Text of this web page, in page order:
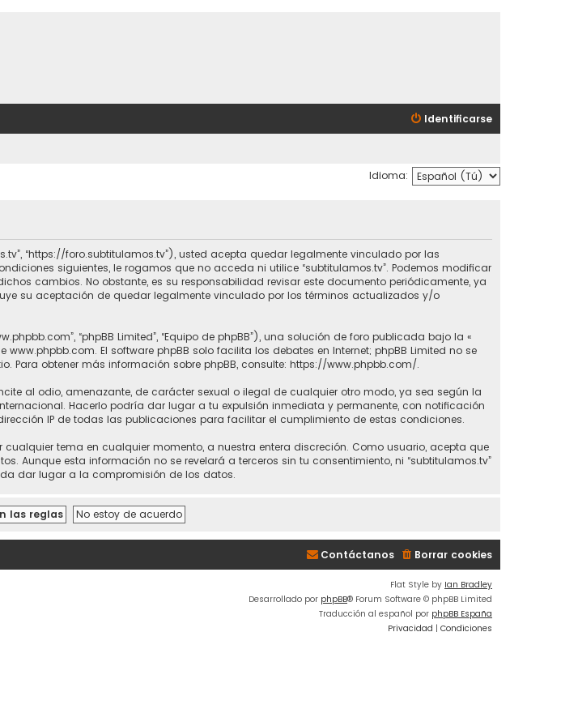
Identificarse
Idioma:
“https://foro.subtitulamos.tv”), usted acepta quedar legalmente vinculado por las
siguientes, le rogamos que no acceda ni utilice “subtitulamos.tv”. Podemos modificar
cambios. No obstante, es su responsabilidad revisar este documento periódicamente, ya
su aceptación de quedar legalmente vinculado por los términos actualizados y/o
“phpBB Limited”, “Equipo de phpBB”), una solución de foro publicada bajo la «
www.phpbb.com. El software phpBB solo facilita los debates en Internet; phpBB Limited no se
Para obtener más información sobre phpBB, consulte: https://www.phpbb.com/.
al odio, amenazante, de carácter sexual o ilegal de cualquier otro modo, ya sea según la
Hacerlo podría dar lugar a tu expulsión inmediata y permanente, con notificación
IP de todas las publicaciones para facilitar el cumplimiento de estas condiciones.
cualquier tema en cualquier momento, a nuestra entera discreción. Como usuario, acepta que
esta información no se revelará a terceros sin tu consentimiento, ni “subtitulamos.tv”
dar lugar a la compromisión de los datos.
Borrar cookies
Contáctanos
Flat Style by Ian Bradley
Desarrollado por phpBB® Forum Software © phpBB Limited
Traducción al español por phpBB España
Privacidad | Condiciones